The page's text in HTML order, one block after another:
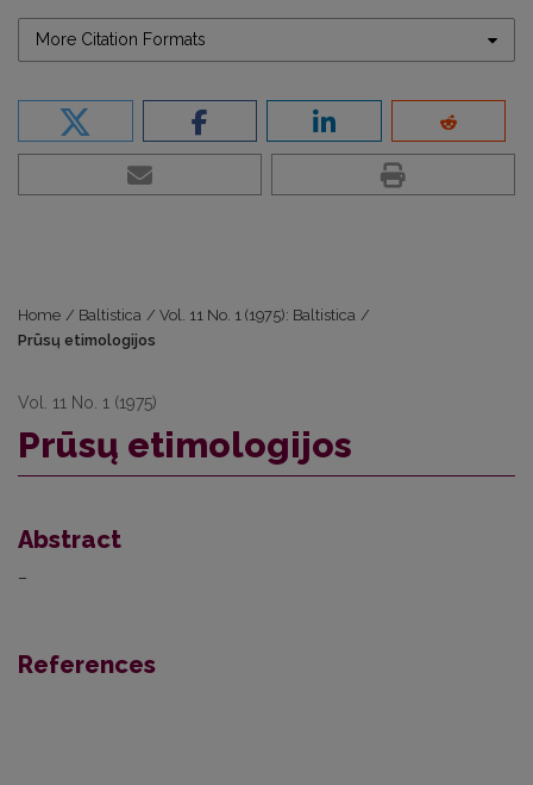
More Citation Formats
Home / Baltistica / Vol. 11 No. 1 (1975): Baltistica /
Prūsų etimologijos
Vol. 11 No. 1 (1975)
Prūsų etimologijos
Abstract
–
References